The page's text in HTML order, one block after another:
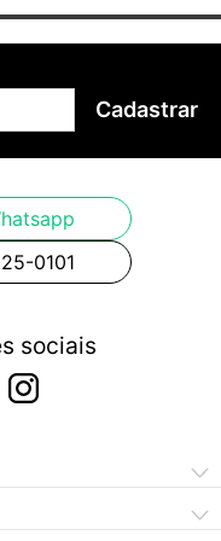
Cadastrar
0101
sociais